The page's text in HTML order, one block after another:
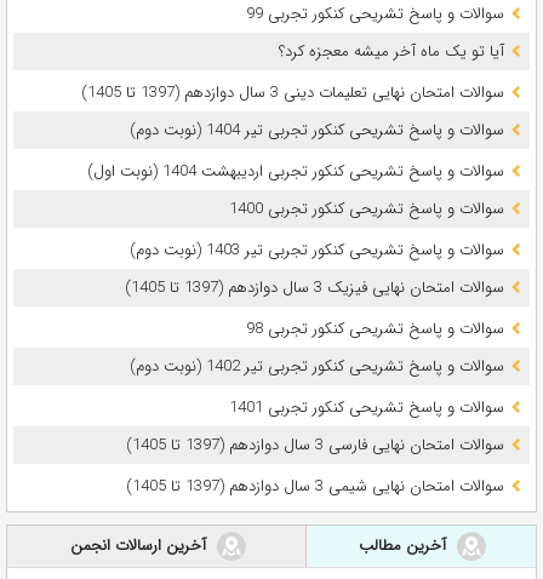
سوالات و پاسخ تشریحی کنکور تجربی 99
آیا تو یک ماه آخر میشه معجزه کرد؟
سوالات امتحان نهایی تعلیمات دینی 3 سال دوازدهم (1397 تا 1405)
سوالات و پاسخ تشریحی کنکور تجربی تیر 1404 (نوبت دوم)
سوالات و پاسخ تشریحی کنکور تجربی اردیبهشت 1404 (نوبت اول)
سوالات و پاسخ تشریحی کنکور تجربی 1400
سوالات و پاسخ تشریحی کنکور تجربی تیر 1403 (نوبت دوم)
سوالات امتحان نهایی فیزیک 3 سال دوازدهم (1397 تا 1405)
سوالات و پاسخ تشریحی کنکور تجربی 98
سوالات و پاسخ تشریحی کنکور تجربی تیر 1402 (نوبت دوم)
سوالات و پاسخ تشریحی کنکور تجربی 1401
سوالات امتحان نهایی فارسی 3 سال دوازدهم (1397 تا 1405)
سوالات امتحان نهایی شیمی 3 سال دوازدهم (1397 تا 1405)
آخرین مطالب
آخرین ارسالات انجمن